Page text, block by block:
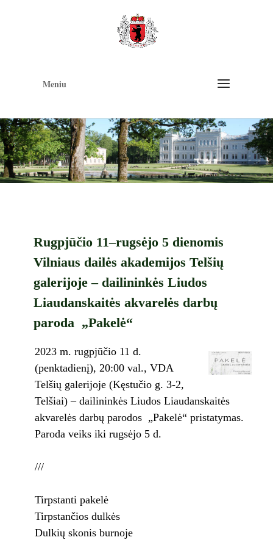
Meniu
Rugpjūčio 11–rugsėjo 5 dienomis
Vilniaus dailės akademijos Telšių
galerijoje – dailininkės Liudos
Liaudanskaitės akvarelės darbų
paroda „Pakelė“
2023 m. rugpjūčio 11 d.
(penktadienį), 20:00 val., VDA
Telšių galerijoje (Kęstučio g. 3-2,
Telšiai) – dailininkės Liudos Liaudanskaitės
akvarelės darbų parodos „Pakelė“ pristatymas.
Paroda veiks iki rugsėjo 5 d.
///
Tirpstanti pakelė
Tirpstančios dulkės
Dulkių skonis burnoje